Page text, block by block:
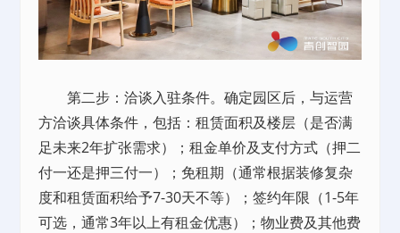
第二步：洽谈入驻条件。确定园区后，与运营
方洽谈具体条件，包括：租赁面积及楼层（是否满
足未来2年扩张需求）；租金单价及支付方式（押二
付一还是押三付一）；免租期（通常根据装修复杂
度和租赁面积给予7-30天不等）；签约年限（1-5年
可选，通常3年以上有租金优惠）；物业费及其他费